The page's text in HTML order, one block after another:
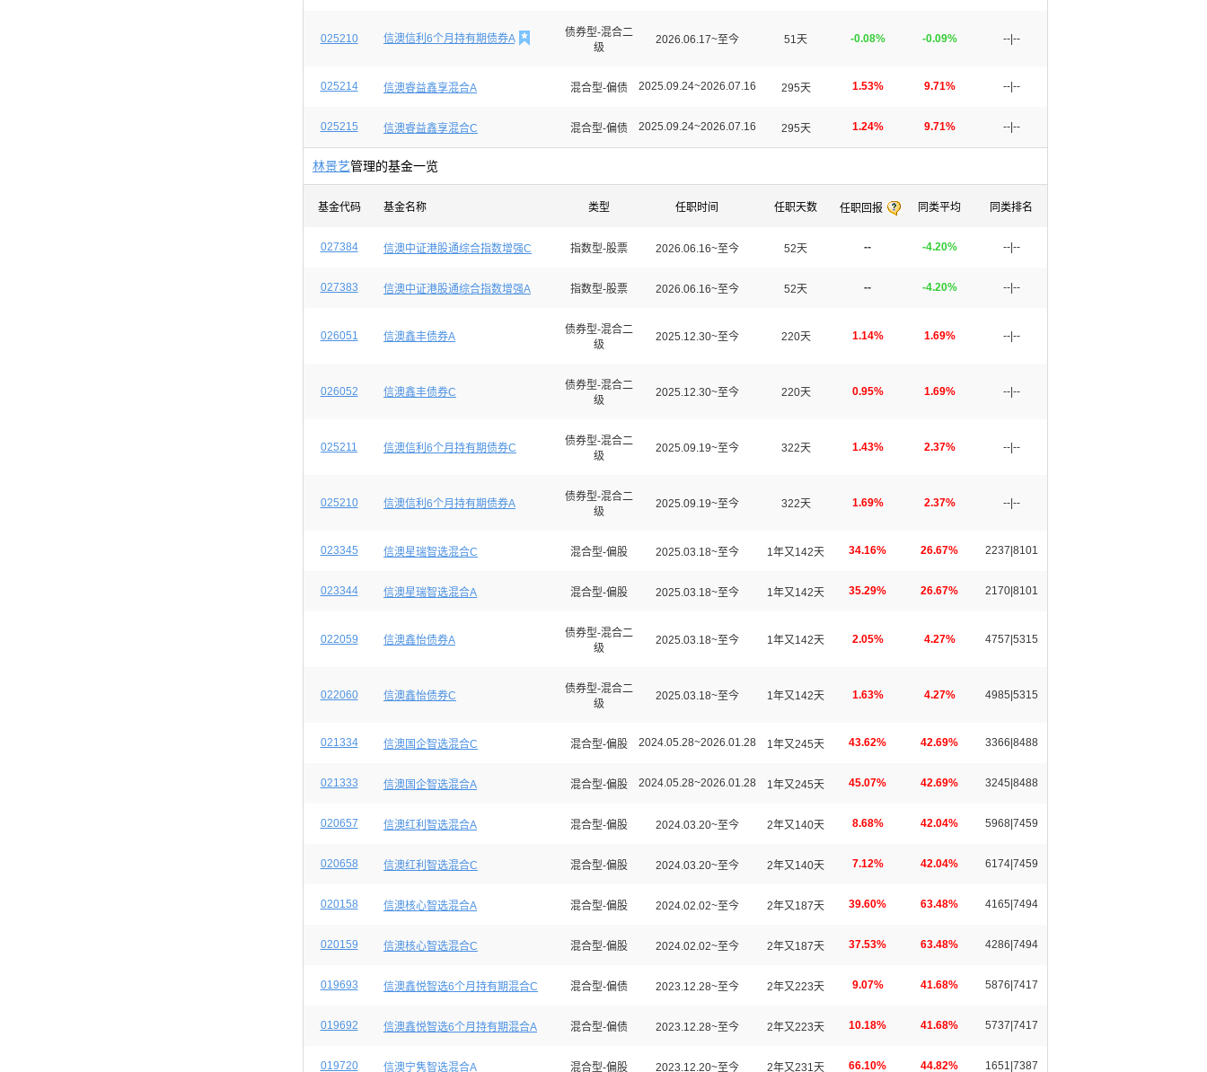
025210 信澳信利6个月持有期债券A 
债券型-混合二
级
2026.06.17~至今 51天 -0.08% -0.09% --|--
025214 信澳睿益鑫享混合A 混合型-偏债 2025.09.24~2026.07.16 295天 1.53% 9.71% --|--
025215 信澳睿益鑫享混合C 混合型-偏债 2025.09.24~2026.07.16 295天 1.24% 9.71% --|--
林景艺管理的基金一览
基金代码 基金名称 类型 任职时间 任职天数 任职回报 同类平均 同类排名
027384 信澳中证港股通综合指数增强C 指数型-股票 2026.06.16~至今 52天 -- -4.20% --|--
027383 信澳中证港股通综合指数增强A 指数型-股票 2026.06.16~至今 52天 -- -4.20% --|--
026051 信澳鑫丰债券A
债券型-混合二
级
2025.12.30~至今 220天 1.14% 1.69% --|--
026052 信澳鑫丰债券C
债券型-混合二
级
2025.12.30~至今 220天 0.95% 1.69% --|--
025211 信澳信利6个月持有期债券C
债券型-混合二
级
2025.09.19~至今 322天 1.43% 2.37% --|--
025210 信澳信利6个月持有期债券A
债券型-混合二
级
2025.09.19~至今 322天 1.69% 2.37% --|--
023345 信澳星瑞智选混合C 混合型-偏股 2025.03.18~至今 1年又142天 34.16% 26.67% 2237|8101
023344 信澳星瑞智选混合A 混合型-偏股 2025.03.18~至今 1年又142天 35.29% 26.67% 2170|8101
022059 信澳鑫怡债券A
债券型-混合二
级
2025.03.18~至今 1年又142天 2.05% 4.27% 4757|5315
022060 信澳鑫怡债券C
债券型-混合二
级
2025.03.18~至今 1年又142天 1.63% 4.27% 4985|5315
021334 信澳国企智选混合C 混合型-偏股 2024.05.28~2026.01.28 1年又245天 43.62% 42.69% 3366|8488
021333 信澳国企智选混合A 混合型-偏股 2024.05.28~2026.01.28 1年又245天 45.07% 42.69% 3245|8488
020657 信澳红利智选混合A 混合型-偏股 2024.03.20~至今 2年又140天 8.68% 42.04% 5968|7459
020658 信澳红利智选混合C 混合型-偏股 2024.03.20~至今 2年又140天 7.12% 42.04% 6174|7459
020158 信澳核心智选混合A 混合型-偏股 2024.02.02~至今 2年又187天 39.60% 63.48% 4165|7494
020159 信澳核心智选混合C 混合型-偏股 2024.02.02~至今 2年又187天 37.53% 63.48% 4286|7494
019693 信澳鑫悦智选6个月持有期混合C 混合型-偏债 2023.12.28~至今 2年又223天 9.07% 41.68% 5876|7417
019692 信澳鑫悦智选6个月持有期混合A 混合型-偏债 2023.12.28~至今 2年又223天 10.18% 41.68% 5737|7417
019720 信澳宁隽智选混合A 混合型-偏股 2023.12.20~至今 2年又231天 66.10% 44.82% 1651|7387